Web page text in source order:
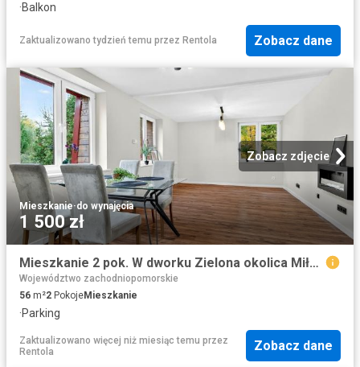
·Balkon
Zaktualizowano tydzień temu przez Rentola Zobacz dane
Zobacz zdjęcie
Mieszkanie·do wynajęcia
1 500 zł
Mieszkanie 2 pok. W dworku Zielona okolica Miłogoszcz
Województwo zachodniopomorskie
56 m²2 PokojeMieszkanie
·Parking
Zaktualizowano więcej niż miesiąc temu przez
Rentola
Zobacz dane